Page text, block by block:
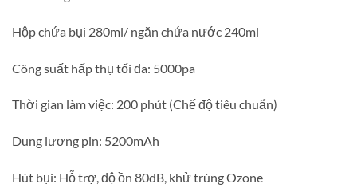
Hộp chứa bụi 280ml/ ngăn chứa nước 240ml
Công suất hấp thụ tối đa: 5000pa
Thời gian làm việc: 200 phút (Chế độ tiêu chuẩn)
Dung lượng pin: 5200mAh
Hút bụi: Hỗ trợ, độ ồn 80dB, khử trùng Ozone